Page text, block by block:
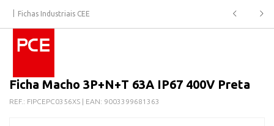
Fichas Industriais CEE
Ficha Macho 3P+N+T 63A IP67 400V Preta
REF.: FIPCEPC0356XS | EAN: 9003399681363